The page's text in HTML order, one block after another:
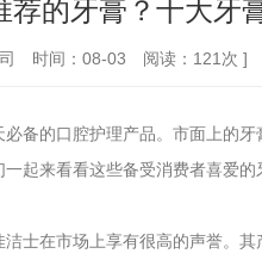
荐的牙膏？十大牙
司 时间：08-03 阅读：121次 ]
备的口腔护理产品。市面上的
起来看看这些备受消费者喜爱的
士在市场上享有很高的声誉。